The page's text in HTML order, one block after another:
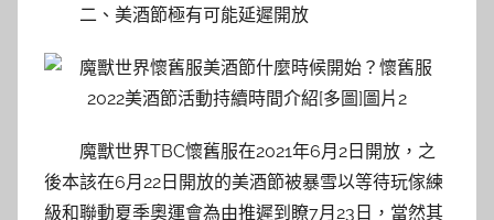
二、美酒節極有可能延遲開放
魔獸世界TBC懷舊服在2021年6月2日開放，之
後本該在6月22日開放的美酒節被暴雪以等待玩傢練
級和聯動夏季奧運會為由推遲到瞭7月23日，當然其